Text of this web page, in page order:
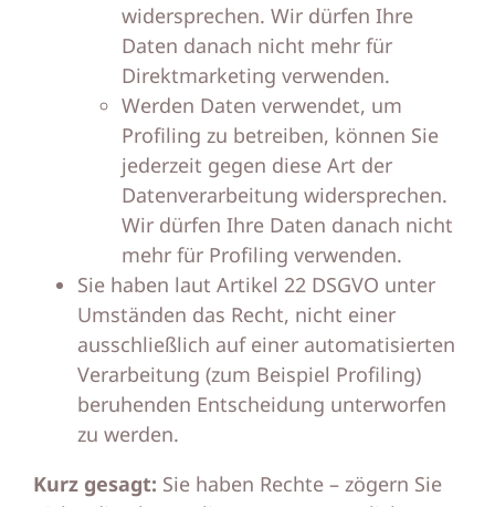
widersprechen. Wir dürfen Ihre
Daten danach nicht mehr für
Direktmarketing verwenden.
Werden Daten verwendet, um
Profiling zu betreiben, können Sie
jederzeit gegen diese Art der
Datenverarbeitung widersprechen.
Wir dürfen Ihre Daten danach nicht
mehr für Profiling verwenden.
Sie haben laut Artikel 22 DSGVO unter
Umständen das Recht, nicht einer
ausschließlich auf einer automatisierten
Verarbeitung (zum Beispiel Profiling)
beruhenden Entscheidung unterworfen
zu werden.
Kurz gesagt: Sie haben Rechte – zögern Sie